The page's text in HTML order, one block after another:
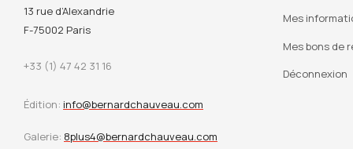
13 rue d’Alexandrie
F-75002 Paris
+33 (1) 47 42 31 16
Édition: info@bernardchauveau.com
Galerie: 8plus4@bernardchauveau.com
Mes
Mes bons de
Déconnexion